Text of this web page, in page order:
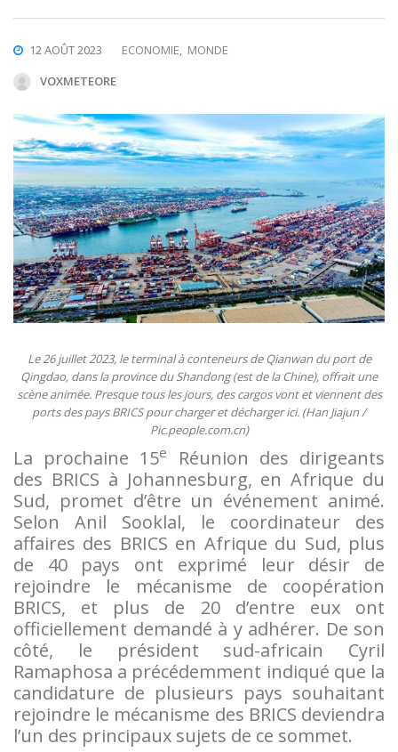
12 AOÛT 2023 ECONOMIE, MONDE
VOXMETEORE
Le 26 juillet 2023, le terminal à conteneurs de Qianwan du port de
Qingdao, dans la province du Shandong (est de la Chine), offrait une
scène animée. Presque tous les jours, des cargos vont et viennent des
ports des pays BRICS pour charger et décharger ici. (Han Jiajun /
Pic.people.com.cn)
La prochaine 15e
Réunion des dirigeants
des BRICS à Johannesburg, en Afrique du
Sud, promet d’être un événement animé.
Selon Anil Sooklal, le coordinateur des
affaires des BRICS en Afrique du Sud, plus
de 40 pays ont exprimé leur désir de
rejoindre le mécanisme de coopération
BRICS, et plus de 20 d’entre eux ont
officiellement demandé à y adhérer. De son
côté, le président sud-africain Cyril
Ramaphosa a précédemment indiqué que la
candidature de plusieurs pays souhaitant
rejoindre le mécanisme des BRICS deviendra
l’un des principaux sujets de ce sommet.